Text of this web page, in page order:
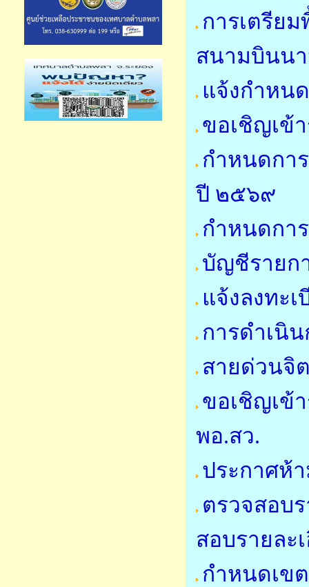
การเตรีย
สนามบินน
แจ้งกำหน
ขอเชิญเข้
กำหนดกา
ปี ๒๕๖๙
กำหนดกา
บัญชีรายก
แจ้งลงทะ
การดำเนิ
สายด่วนจิ
ขอเชิญเข้
พอ.สว.
ประกาศห้
ตรวจสอบ
สอบรายละ
กำหนดเข